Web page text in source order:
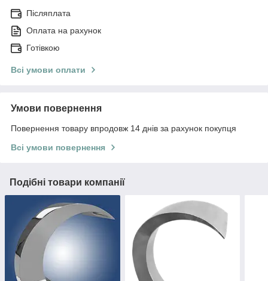
Післяплата
Оплата на рахунок
Готівкою
Всі умови оплати
Умови повернення
Повернення товару впродовж 14 днів за рахунок покупця
Всі умови повернення
Подібні товари компанії